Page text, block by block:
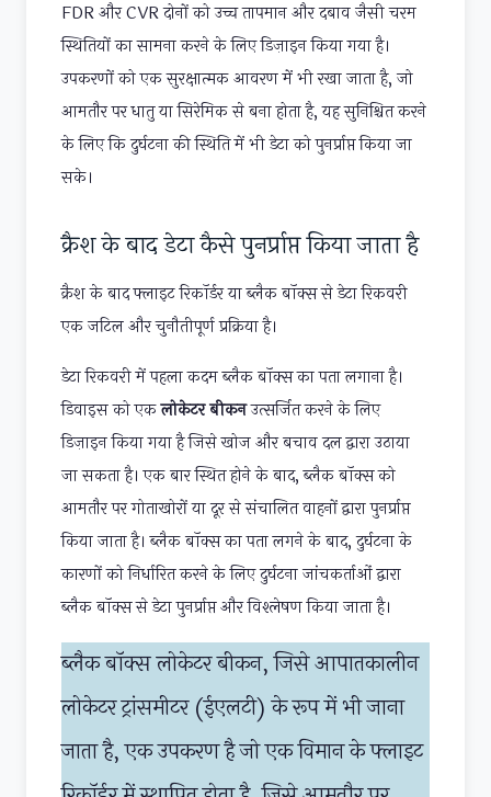
FDR और CVR दोनों को उच्च तापमान और दबाव जैसी चरम
स्थितियों का सामना करने के लिए डिज़ाइन किया गया है।
उपकरणों को एक सुरक्षात्मक आवरण में भी रखा जाता है, जो
आमतौर पर धातु या सिरेमिक से बना होता है, यह सुनिश्चित करने
के लिए कि दुर्घटना की स्थिति में भी डेटा को पुनर्प्राप्त किया जा
सके।
क्रैश के बाद डेटा कैसे पुनर्प्राप्त किया जाता है
क्रैश के बाद फ्लाइट रिकॉर्डर या ब्लैक बॉक्स से डेटा रिकवरी
एक जटिल और चुनौतीपूर्ण प्रक्रिया है।
डेटा रिकवरी में पहला कदम ब्लैक बॉक्स का पता लगाना है।
डिवाइस को एकलोकेटर बीकनउत्सर्जित करने के लिए
डिज़ाइन किया गया है जिसे खोज और बचाव दल द्वारा उठाया
जा सकता है। एक बार स्थित होने के बाद, ब्लैक बॉक्स को
आमतौर पर गोताखोरों या दूर से संचालित वाहनों द्वारा पुनर्प्राप्त
किया जाता है। ब्लैक बॉक्स का पता लगने के बाद, दुर्घटना के
कारणों को निर्धारित करने के लिए दुर्घटना जांचकर्ताओं द्वारा
ब्लैक बॉक्स से डेटा पुनर्प्राप्त और विश्लेषण किया जाता है।
ब्लैक बॉक्स लोकेटर बीकन, जिसे आपातकालीन
लोकेटर ट्रांसमीटर (ईएलटी) के रूप में भी जाना
जाता है, एक उपकरण है जो एक विमान के फ्लाइट